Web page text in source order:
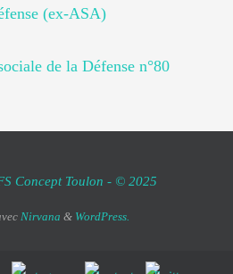
(ex-ASA)
de la Défense n°80
Concept Toulon - © 2025
Nirvana & WordPress.